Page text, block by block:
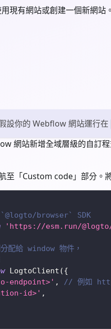
現有網站或創建一個新網站。
設你的 Webflow 網站運行在
網站新增全域層級的自訂
至「Custom code」部分。
browser` SDK
'https://esm.run/
給 window 物件，
LogtoClient ({
endpoint>' ,
// 例如
id>' ,